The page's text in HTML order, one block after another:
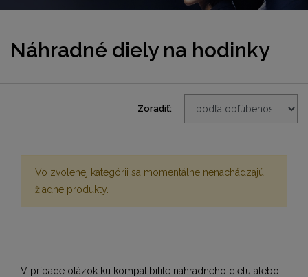
Náhradné diely na hodinky
Zoradiť:
Vo zvolenej kategórii sa momentálne nenachádzajú
žiadne produkty.
V prípade otázok ku kompatibilite náhradného dielu alebo